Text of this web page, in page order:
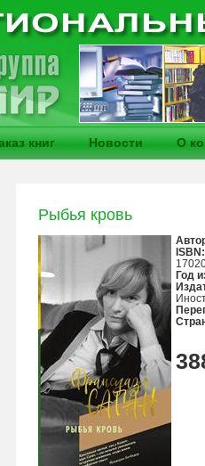
книг Новости О
Рыбья кровь
ISBN:
Год